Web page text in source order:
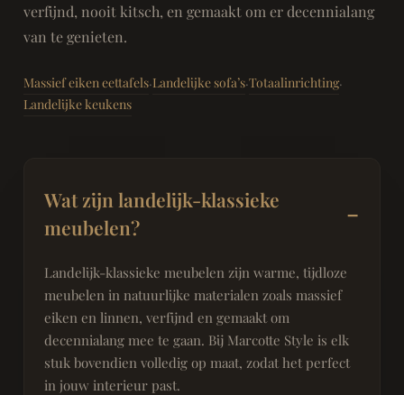
verfijnd, nooit kitsch, en gemaakt om er decennialang
van te genieten.
Massief eiken eettafels·Landelijke sofa’s·Totaalinrichting·
Landelijke keukens
Wat zijn landelijk-klassieke
meubelen?
Landelijk-klassieke meubelen zijn warme, tijdloze
meubelen in natuurlijke materialen zoals massief
eiken en linnen, verfijnd en gemaakt om
decennialang mee te gaan. Bij Marcotte Style is elk
stuk bovendien volledig op maat, zodat het perfect
in jouw interieur past.